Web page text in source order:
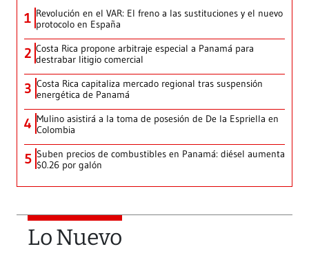
1 Revolución en el VAR: El freno a las sustituciones y el nuevo
protocolo en España
2 Costa Rica propone arbitraje especial a Panamá para
destrabar litigio comercial
3 Costa Rica capitaliza mercado regional tras suspensión
energética de Panamá
4 Mulino asistirá a la toma de posesión de De la Espriella en
Colombia
5 Suben precios de combustibles en Panamá: diésel aumenta
$0.26 por galón
Lo Nuevo